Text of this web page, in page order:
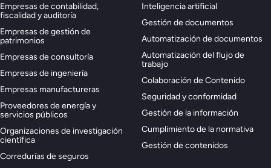
Empresas de contabilidad,
fiscalidad y auditoría
Empresas de gestión de
patrimonios
Empresas de consultoría
Empresas de ingeniería
Empresas manufactureras
Proveedores de energía y
servicios públicos
Organizaciones de investigación
científica
Corredurías de seguros
Inteligencia artificial
Gestión de documentos
Automatización de documentos
Automatización del flujo de
trabajo
Colaboración de Contenido
Seguridad y conformidad
Gestión de la información
Cumplimiento de la normativa
Gestión de contenidos